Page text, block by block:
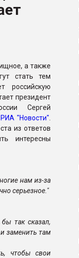
а также
стать тем
российскую
президент
Сергей
РИА "Новости".
из ответов
интересны
нам из-за
серьезное."
так сказал,
заменить там
чтобы свои